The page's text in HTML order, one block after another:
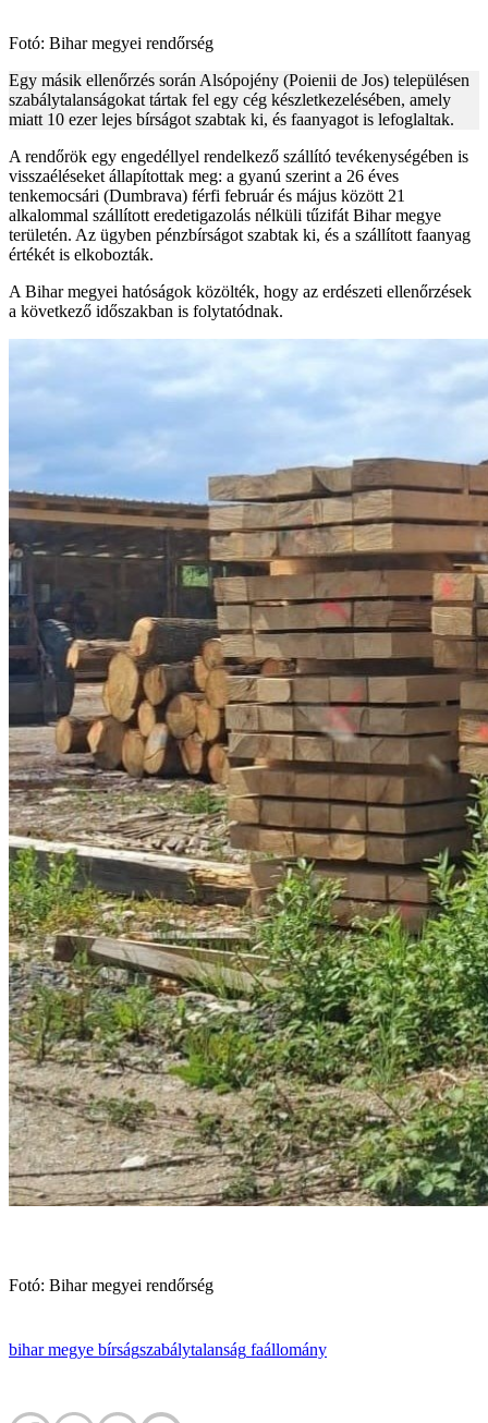
Fotó: Bihar megyei rendőrség
Egy másik ellenőrzés során Alsópojény (Poienii de Jos) településen
szabálytalanságokat tártak fel egy cég készletkezelésében, amely
miatt 10 ezer lejes bírságot szabtak ki, és faanyagot is lefoglaltak.
A rendőrök egy engedéllyel rendelkező szállító tevékenységében is
visszaéléseket állapítottak meg: a gyanú szerint a 26 éves
tenkemocsári (Dumbrava) férfi február és május között 21
alkalommal szállított eredetigazolás nélküli tűzifát Bihar megye
területén. Az ügyben pénzbírságot szabtak ki, és a szállított faanyag
értékét is elkobozták.
A Bihar megyei hatóságok közölték, hogy az erdészeti ellenőrzések
a következő időszakban is folytatódnak.
Fotó: Bihar megyei rendőrség
bihar megye bírságszabálytalanság faállomány